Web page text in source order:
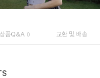
상품Q&A 0 교환 및 배송